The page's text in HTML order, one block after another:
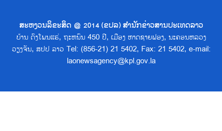
ສະຫງວນລິຂະສິດ @ 2014 (ຂປລ) ສຳນັກຂ່າວສານປະເທດລາວ
ບ້ານ ດົງໂພນແຮ່, ຖະຫນົນ 450 ປີ, ເມືອງ ຫາດຊາຍຟອງ, ນະຄອນຫລວງ
ວຽງຈັນ, ສປປ ລາວ Tel: (856-21) 21 5402, Fax: 21 5402, e-mail:
laonewsagency@kpl.gov.la